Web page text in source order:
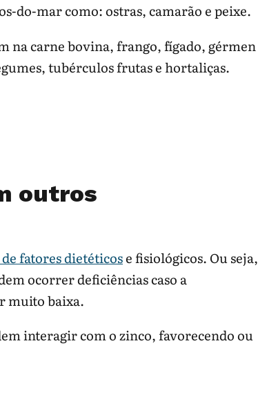
do-mar como: ostras, camarão e peixe.
na carne bovina, frango, fígado, gérmen
tubérculos frutas e hortaliças.
outros
fatores dietéticose fisiológicos. Ou seja,
ocorrer deficiências caso a
muito baixa.
interagir com o zinco, favorecendo ou